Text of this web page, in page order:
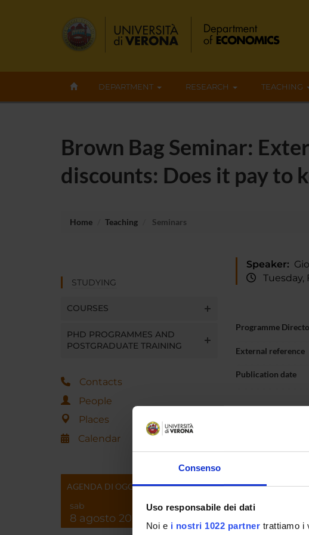
Consenso
Uso responsabile dei dati
Noi e i nostri 1022 partner trattiamo i
DEPARTMENT RESEARCH TEACHING
Brown Bag Seminar:
discounts: Does it pay to
Home Teaching Seminars
STUDYING
COURSES
PHD PROGRAMMES AND
POSTGRADUATE TRAINING
Contacts
People
Places
Calendar
AGENDA DI OGGI
sab
8 agosto 2026
Speaker:
Tuesday,
Programme
External reference
Publication date